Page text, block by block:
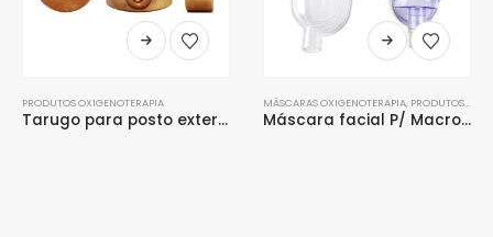
PRODUTOS OXIGENOTERAPIA
Tarugo para posto externo Romed
MÁSCARAS OXIGENOTERAPIA, PRODUTOS OXIGENOTERAPIA
Máscara facial P/ Macronebulizador